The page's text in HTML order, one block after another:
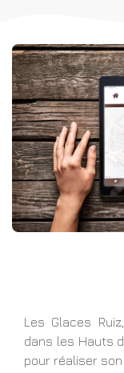
Les Glaces
dans les Hauts
pour réaliser